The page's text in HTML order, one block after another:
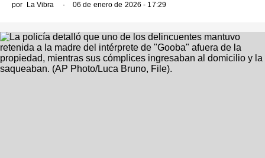
por La Vibra 06 de enero de 2026 - 17:29